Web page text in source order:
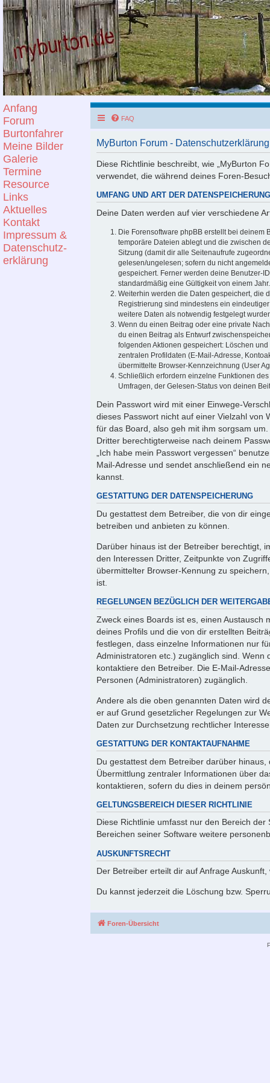
Anfang
Forum
Burtonfahrer
Meine Bilder
Galerie
Termine
Resource
Links
Aktuelles
Kontakt
Impressum &
Datenschutz-
erklärung
FAQ
MyBurton Forum - Datenschutzerklärung
Diese Richtlinie beschreibt, wie „MyBurton
verwendet, die während deines Foren-
UMFANG UND ART DER DATENSPEICHERUNG
Deine Daten werden auf vier verschiedene
Die Forensoftware phpBB erstellt bei deinem
temporäre Dateien ablegt und die zwischen
Sitzung (damit dir alle Seitenaufrufe
gelesen/ungelesen; sofern du nicht
gespeichert. Ferner werden deine Benutzer-
standardmäßig eine Gültigkeit von einem
Weiterhin werden die Daten gespeichert, die
Registrierung sind mindestens ein
weitere Daten als notwendig festgelegt
Wenn du einen Beitrag oder eine private
du einen Beitrag als Entwurf
folgenden Aktionen gespeichert: Löschen
zentralen Profildaten (E-Mail-Adresse,
übermittelte Browser-Kennzeichnung (User
Schließlich erfordern einzelne Funktionen
Umfragen, der Gelesen-Status von deinen
Dein Passwort wird mit einer Einwege-
dieses Passwort nicht auf einer Vielzahl von
für das Board, also geh mit ihm sorgsam
Dritter berechtigterweise nach deinem
„Ich habe mein Passwort vergessen“
Mail-Adresse und sendet anschließend ein
kannst.
GESTATTUNG DER DATENSPEICHERUNG
Du gestattest dem Betreiber, die von dir
betreiben und anbieten zu können.
Darüber hinaus ist der Betreiber berechtigt,
den Interessen Dritter, Zeitpunkte von
übermittelter Browser-Kennung zu
ist.
REGELUNGEN BEZÜGLICH DER
Zweck eines Boards ist es, einen Austausch
deines Profils und die von dir erstellten
festlegen, dass einzelne Informationen nur
Administratoren etc.) zugänglich sind.
kontaktiere den Betreiber. Die E-Mail-
Personen (Administratoren) zugänglich.
Andere als die oben genannten Daten wird
er auf Grund gesetzlicher Regelungen zur
Daten zur Durchsetzung rechtlicher
GESTATTUNG DER KONTAKTAUFNAHME
Du gestattest dem Betreiber darüber
Übermittlung zentraler Informationen über
kontaktieren, sofern du dies in deinem
GELTUNGSBEREICH DIESER RICHTLINIE
Diese Richtlinie umfasst nur den Bereich
Bereichen seiner Software weitere
AUSKUNFTSRECHT
Der Betreiber erteilt dir auf Anfrage
Du kannst jederzeit die Löschung bzw.
Foren-Übersicht